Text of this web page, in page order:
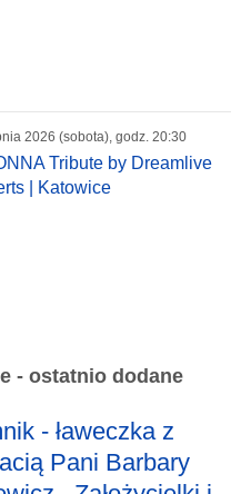
2026 (sobota), godz. 20:30
Tribute by Dreamlive
| Katowice
- ostatnio dodane
- ławeczka z
Pani Barbary